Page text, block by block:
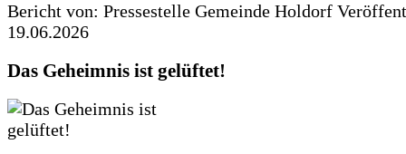
Bericht von: Pressestelle Gemeinde Holdorf
19.06.2026
Das Geheimnis ist gelüftet!